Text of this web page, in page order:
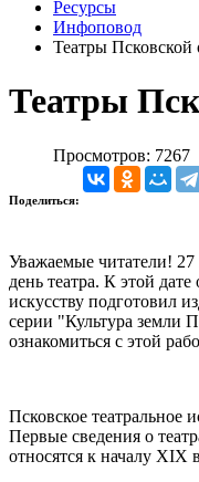
Ресурсы
Инфоповод
Театры Псковской
Театры
Просмотров: 7267
Поделиться:
Уважаемые читатели!
день театра. К этой
искусству подготовил
серии "Культура земли
ознакомиться с этой
Псковское театральное
Первые сведения о
относятся к началу ХIХ